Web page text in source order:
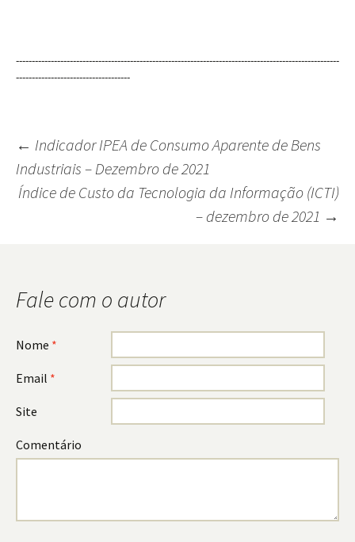
------------------------------------------------------------------------------------------------------
------------------------------------
Navegação
do
← Indicador IPEA de Consumo Aparente de Bens
Industriais – Dezembro de 2021
Índice de Custo da Tecnologia da Informação (ICTI)
– dezembro de 2021 →
Fale com o autor
Nome *
Email *
Site
Comentário